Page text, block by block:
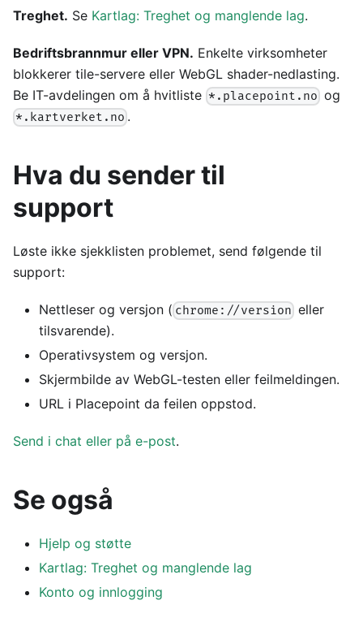
Treghet. Se Kartlag: Treghet og manglende lag.
Bedriftsbrannmur eller VPN. Enkelte virksomheter
blokkerer tile-servere eller WebGL shader-nedlasting.
Be IT-avdelingen om å hvitliste *.placepoint.no og
*.kartverket.no .
Hva du sender til
support
Løste ikke sjekklisten problemet, send følgende til
support:
Nettleser og versjon ( chrome://version eller
tilsvarende).
Operativsystem og versjon.
Skjermbilde av WebGL-testen eller feilmeldingen.
URL i Placepoint da feilen oppstod.
Send i chat eller på e-post.
Se også
Hjelp og støtte
Kartlag: Treghet og manglende lag
Konto og innlogging